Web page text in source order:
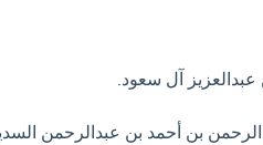
آل سعود.
بن أحمد بن عبدالرحمن